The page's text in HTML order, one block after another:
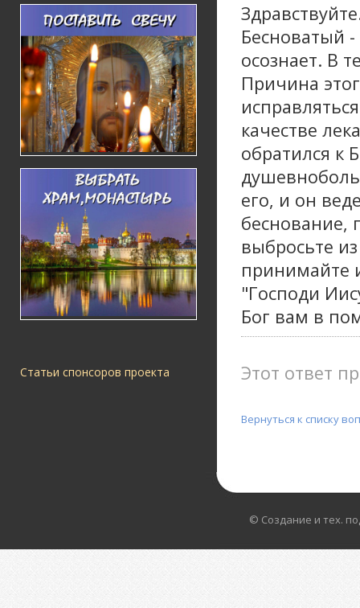
Статьи спонсоров проекта
Бесноватый
осознает. В
Причина
качестве
обратился к
его, и он
беснование,
выбросьте
принимайте
"Господи
Бог вам в
Этот ответ
Вернуться к списку
© Создание и тех.